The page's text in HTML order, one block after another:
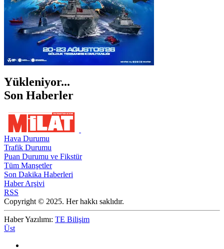
Yükleniyor...
Son Haberler
Hava Durumu
Trafik Durumu
Puan Durumu ve Fikstür
Tüm Manşetler
Son Dakika Haberleri
Haber Arşivi
RSS
Copyright © 2025. Her hakkı saklıdır.
Haber Yazılımı: TE Bilişim
Üst